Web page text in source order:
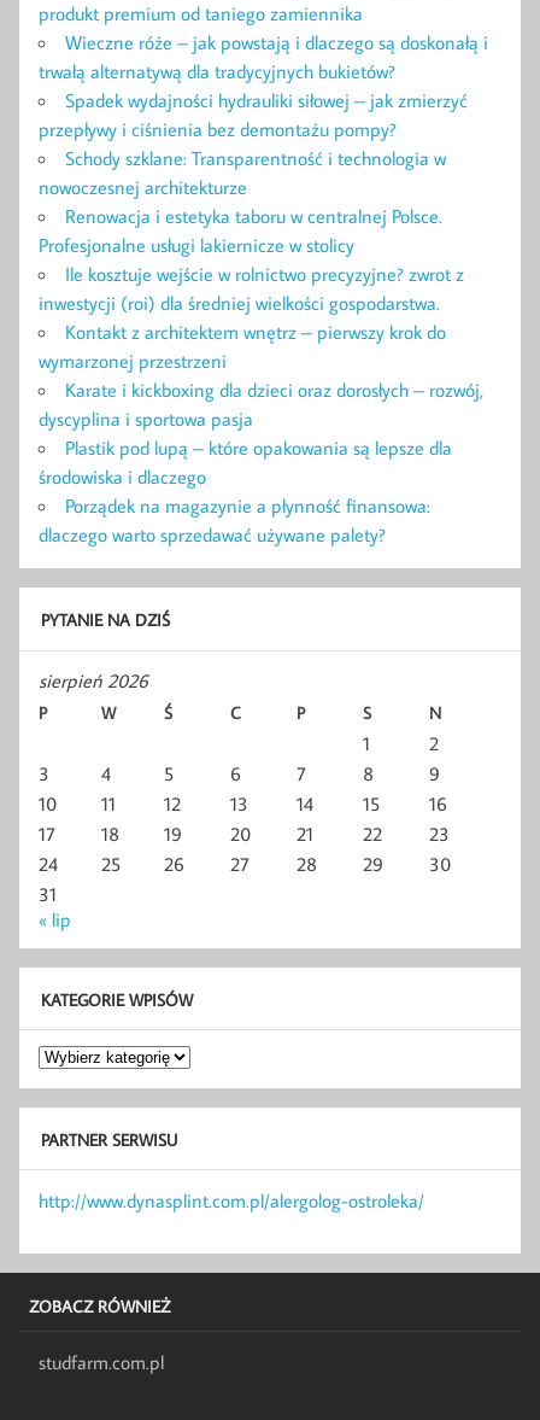
produkt premium od taniego zamiennika
Wieczne róże – jak powstają i dlaczego są doskonałą i
trwałą alternatywą dla tradycyjnych bukietów?
Spadek wydajności hydrauliki siłowej – jak zmierzyć
przepływy i ciśnienia bez demontażu pompy?
Schody szklane: Transparentność i technologia w
nowoczesnej architekturze
Renowacja i estetyka taboru w centralnej Polsce.
Profesjonalne usługi lakiernicze w stolicy
Ile kosztuje wejście w rolnictwo precyzyjne? zwrot z
inwestycji (roi) dla średniej wielkości gospodarstwa.
Kontakt z architektem wnętrz – pierwszy krok do
wymarzonej przestrzeni
Karate i kickboxing dla dzieci oraz dorosłych – rozwój,
dyscyplina i sportowa pasja
Plastik pod lupą – które opakowania są lepsze dla
środowiska i dlaczego
Porządek na magazynie a płynność finansowa:
dlaczego warto sprzedawać używane palety?
PYTANIE NA DZIŚ
sierpień 2026
P W Ś C P S N
1
2
3
4 5 6 7 8
9
10
11 12 13 14 15
16
17
18 19 20 21 22
23
24
25 26 27 28 29
30
31
« lip
KATEGORIE WPISÓW
Kategorie
wpisów
PARTNER SERWISU
http://www.dynasplint.com.pl/alergolog-ostroleka/
ZOBACZ RÓWNIEŻ
studfarm.com.pl